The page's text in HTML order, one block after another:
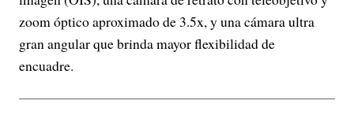
zoom óptico aproximado de 3.5x, y una cámara ultra
gran angular que brinda mayor flexibilidad de
encuadre.